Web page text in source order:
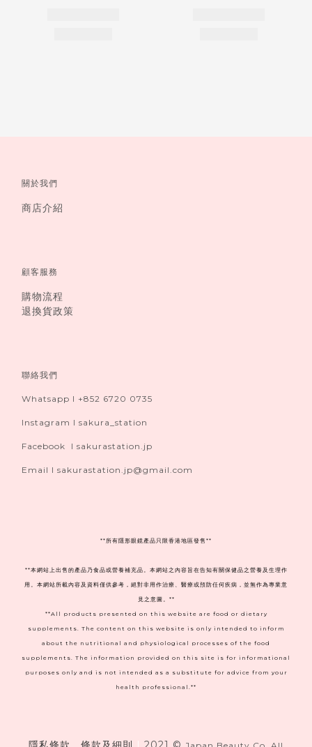
關於我們
商店介紹
顧客服務
購物流程
退換貨政策
聯絡我們
Whatsapp I +852 6720 0735
Instagram I sakura_station
Facebook I sakurastation.jp
Email I sakurastation.jp@gmail.com
** 所有隱形眼鏡產品只限香港地區發售**
**本網站上出售的產品乃食品或營養補充品。本網站之內容旨在告知有關保健品之營養及生理作
用。本網站所載內容及資料僅供參考，絕對非用作治療、醫療或預防任何疾病，並無作為專業意
見之意圖。**
**All products presented on this website are food or dietary
supplements. The content on this website is only intended to inform
about the nutritional and physiological processes of the food
supplements. The information provided on this site is for informational
purposes only and is not intended as a substitute for advice from your
health professional.**